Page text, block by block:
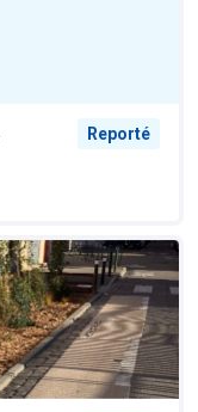
Reporté